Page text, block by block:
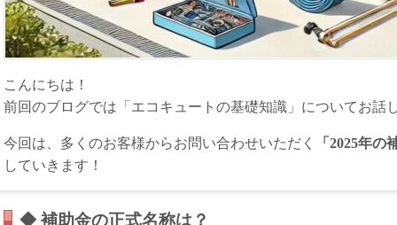
こんにちは！
前回のブログでは「エコキュートの基礎知識」についてお話
今回は、多くのお客様からお問い合わせいただく
「2025年の
していきます！
◆ 補助金の正式名称は？